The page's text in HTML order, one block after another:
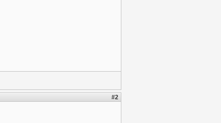
#2